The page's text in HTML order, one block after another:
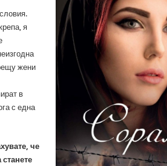
я
жени
в
с една
че